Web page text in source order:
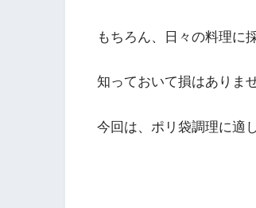
もちろん、日々の料理に
知っておいて損はありま
今回は、ポリ袋調理に適